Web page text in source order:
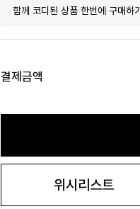
함께 코디된 상품 한번에 구매하기
결제금액
위시리스트